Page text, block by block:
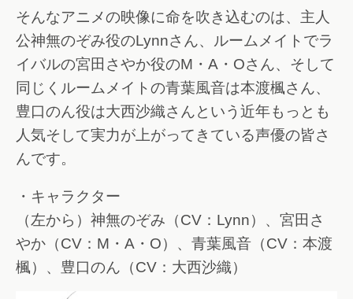
そんなアニメの映像に命を吹き込むのは、主人
公神無のぞみ役のLynnさん、ルームメイトでラ
イバルの宮田さやか役のM・A・Oさん、そして
同じくルームメイトの青葉風音は本渡楓さん、
豊口のん役は大西沙織さんという近年もっとも
人気そして実力が上がってきている声優の皆さ
んです。
・キャラクター
（左から）神無のぞみ（CV：Lynn）、宮田さ
やか（CV：M・A・O）、青葉風音（CV：本渡
楓）、豊口のん（CV：大西沙織）